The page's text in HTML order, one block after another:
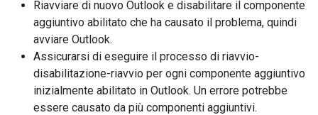
Riavviare di nuovo Outlook e disabilitare il componente
aggiuntivo abilitato che ha causato il problema, quindi
avviare Outlook.
Assicurarsi di eseguire il processo di riavvio-
disabilitazione-riavvio per ogni componente aggiuntivo
inizialmente abilitato in Outlook. Un errore potrebbe
essere causato da più componenti aggiuntivi.